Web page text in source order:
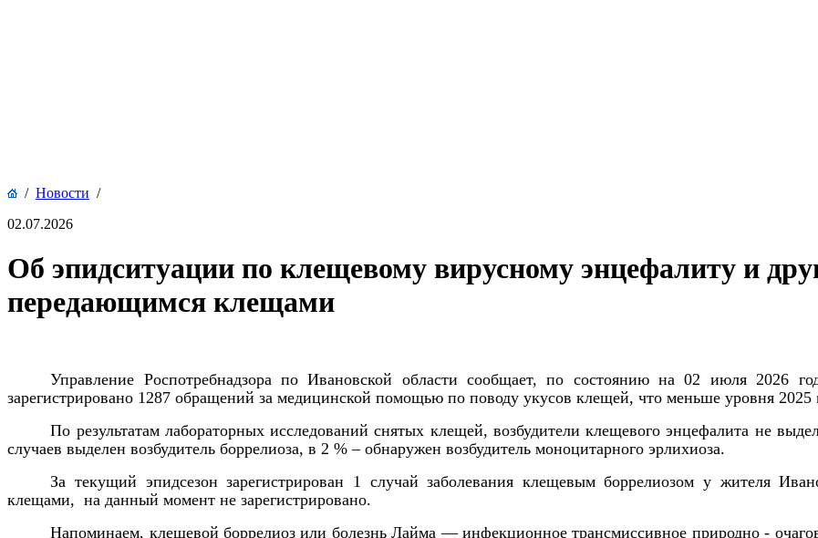
/ Новости /
02.07.2026
Об эпидситуации по клещевому вирусному энцефалиту и
передающимся клещами
Управление Роспотребнадзора по Ивановской области сообщает, по состоянию на 02 июля 2026
зарегистрировано 1287 обращений за медицинской помощью по поводу укусов клещей, что меньше уровня 2025
По результатам лабораторных исследований снятых клещей, возбудители клещевого энцефалита не
случаев выделен возбудитель боррелиоза, в 2 % – обнаружен возбудитель моноцитарного эрлихиоза.
За текущий эпидсезон зарегистрирован 1 случай заболевания клещевым боррелиозом у жителя
клещами, на данный момент не зарегистрировано.
Напоминаем, клещевой боррелиоз или болезнь Лайма — инфекционное трансмиссивное природно -